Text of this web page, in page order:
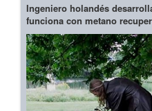
Ingeniero holandés
funciona con metano